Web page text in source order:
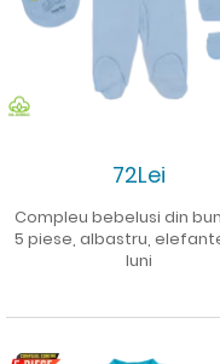
72Lei
Compleu bebelusi din
5 piese, albastru,
luni